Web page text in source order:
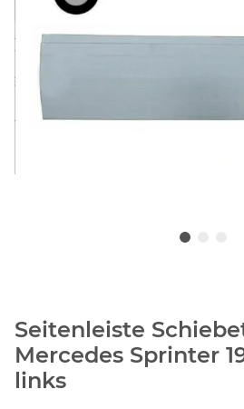
Seitenleiste
Mercedes Sprinter
links